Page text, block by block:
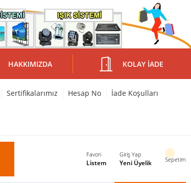
HAKKIMIZDA KOLAY İADE
Sertifikalarımız Hesap No İade Koşulları
Favori
Listem
Giriş Yap
Yeni Üyelik Sepetim